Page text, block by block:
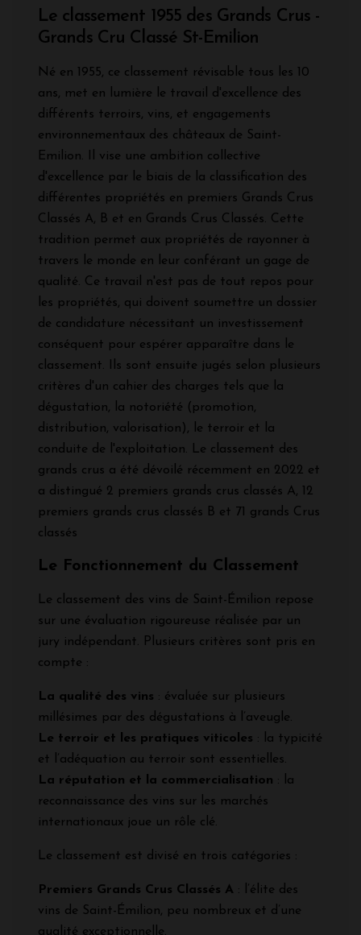
Le classement 1955 des Grands Crus -
Grands Cru Classé St-Emilion
Né en 1955, ce classement révisable tous les 10
ans, met en lumière le travail d'excellence des
différents terroirs, vins, et engagements
environnementaux des châteaux de Saint-
Emilion. Il vise une ambition collective
d'excellence par le biais de la classification des
différentes propriétés en premiers Grands Crus
Classés A, B et en Grands Crus Classés. Cette
tradition permet aux propriétés de rayonner à
travers le monde en leur conférant un gage de
qualité. Ce travail n'est pas de tout repos pour
les propriétés, qui doivent soumettre un dossier
de candidature nécessitant un investissement
conséquent pour espérer apparaître dans le
classement. Ils sont ensuite jugés selon plusieurs
critères d'un cahier des charges tels que la
dégustation, la notoriété (promotion,
distribution, valorisation), le terroir et la
conduite de l'exploitation. Le classement des
grands crus a été dévoilé récemment en 2022 et
a distingué 2 premiers grands crus classés A, 12
premiers grands crus classés B et 71 grands Crus
classés
Le Fonctionnement du Classement
Le classement des vins de Saint-Émilion repose
sur une évaluation rigoureuse réalisée par un
jury indépendant. Plusieurs critères sont pris en
compte :
La qualité des vins : évaluée sur plusieurs
millésimes par des dégustations à l’aveugle.
Le terroir et les pratiques viticoles : la typicité
et l’adéquation au terroir sont essentielles.
La réputation et la commercialisation : la
reconnaissance des vins sur les marchés
internationaux joue un rôle clé.
Le classement est divisé en trois catégories :
Premiers Grands Crus Classés A : l’élite des
vins de Saint-Émilion, peu nombreux et d’une
qualité exceptionnelle.